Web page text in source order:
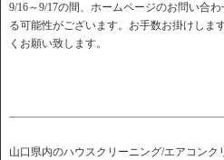
9/16～9/17の間、ホームページのお問い合
る可能性がございます。お手数お掛けしま
くお願い致します。
山口県内のハウスクリーニング/エアコンク